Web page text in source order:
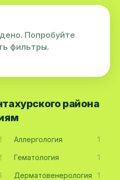
Попробуйте
фильтры.
района
Аллергология 1
Гематология 1
Дерматовенерология 1